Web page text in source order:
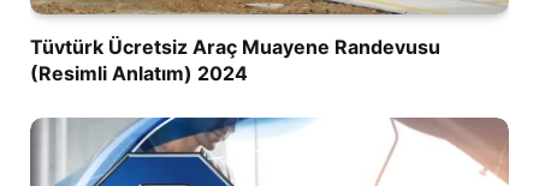
Tüvtürk Ücretsiz Araç Muayene Randevusu
(Resimli Anlatım) 2024